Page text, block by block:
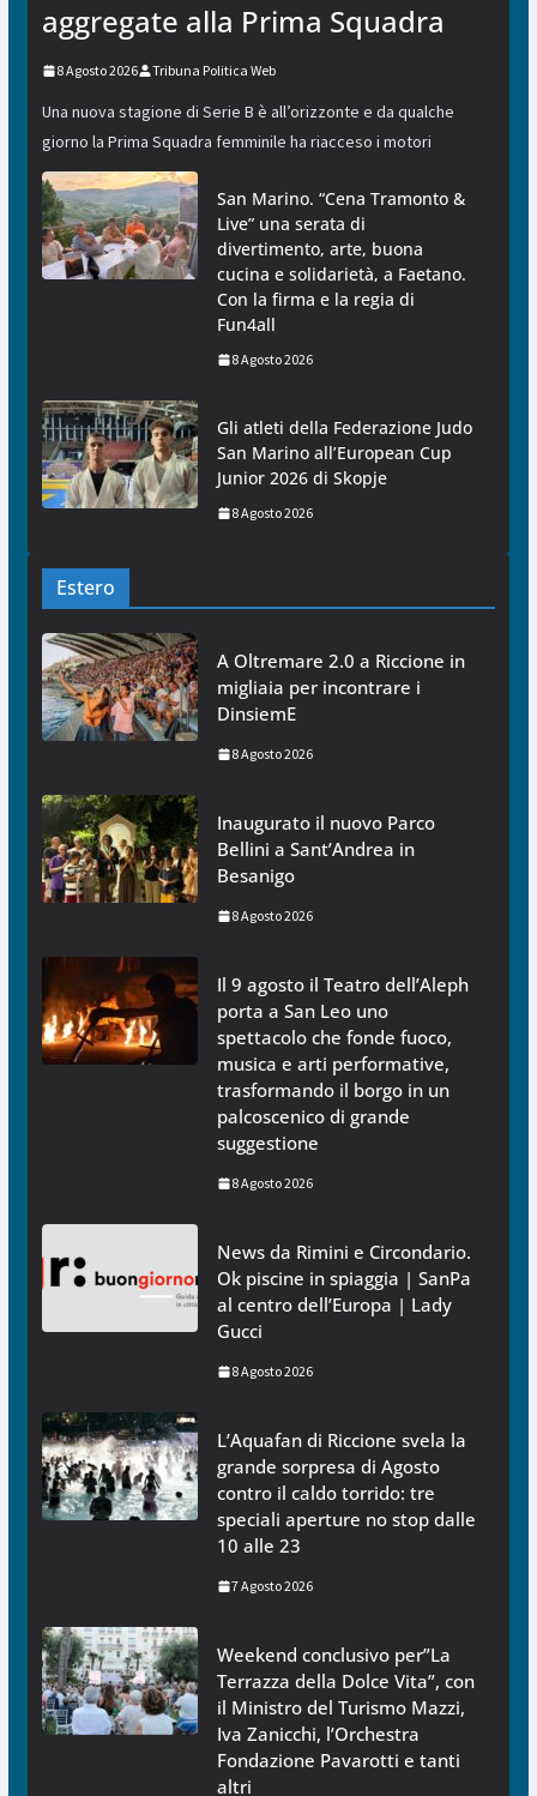
aggregate alla Prima Squadra
8 Agosto 2026 Tribuna Politica Web
Una nuova stagione di Serie B è all’orizzonte e da qualche
giorno la Prima Squadra femminile ha riacceso i motori
San Marino. “Cena Tramonto &
Live” una serata di
divertimento, arte, buona
cucina e solidarietà, a Faetano.
Con la firma e la regia di
Fun4all
8 Agosto 2026
Gli atleti della Federazione Judo
San Marino all’European Cup
Junior 2026 di Skopje
8 Agosto 2026
Estero
A Oltremare 2.0 a Riccione in
migliaia per incontrare i
DinsiemE
8 Agosto 2026
Inaugurato il nuovo Parco
Bellini a Sant’Andrea in
Besanigo
8 Agosto 2026
Il 9 agosto il Teatro dell’Aleph
porta a San Leo uno
spettacolo che fonde fuoco,
musica e arti performative,
trasformando il borgo in un
palcoscenico di grande
suggestione
8 Agosto 2026
News da Rimini e Circondario.
Ok piscine in spiaggia | SanPa
al centro dell’Europa | Lady
Gucci
8 Agosto 2026
L’Aquafan di Riccione svela la
grande sorpresa di Agosto
contro il caldo torrido: tre
speciali aperture no stop dalle
10 alle 23
7 Agosto 2026
Weekend conclusivo per”La
Terrazza della Dolce Vita”, con
il Ministro del Turismo Mazzi,
Iva Zanicchi, l’Orchestra
Fondazione Pavarotti e tanti
altri